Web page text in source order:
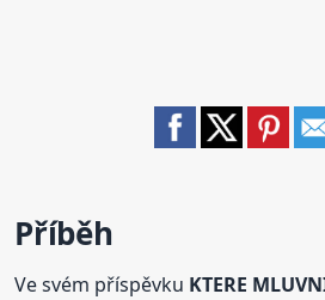
Příběh
Ve svém příspěvku KTERE